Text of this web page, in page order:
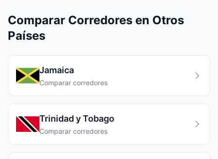
Comparar Corredores en Otros
Países
Jamaica
Comparar corredores
Trinidad y Tobago
Comparar corredores